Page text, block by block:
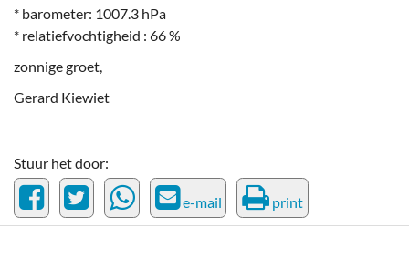
* barometer: 1007.3 hPa
* relatiefvochtigheid : 66 %
zonnige groet,
Gerard Kiewiet
Stuur het door:
e-mail print